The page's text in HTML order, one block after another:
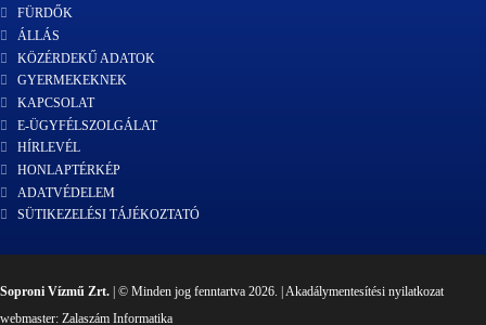
FÜRDŐK
ÁLLÁS
KÖZÉRDEKŰ ADATOK
GYERMEKEKNEK
KAPCSOLAT
E-ÜGYFÉLSZOLGÁLAT
HÍRLEVÉL
HONLAPTÉRKÉP
ADATVÉDELEM
SÜTIKEZELÉSI TÁJÉKOZTATÓ
Soproni Vízmű Zrt. | © Minden jog fenntartva 2026. | Akadálymentesítési nyilatkozat
webmaster: Zalaszám Informatika